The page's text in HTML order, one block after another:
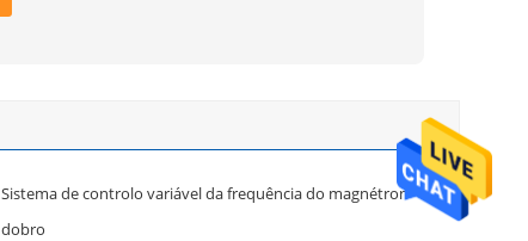
Sistema de controlo variável da frequência do magnétron
dobro